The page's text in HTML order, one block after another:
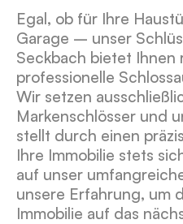
Egal, ob für Ihre
Garage – unser
Seckbach bietet Ihnen
professionelle
Wir setzen
Markenschlösser und
stellt durch einen
Ihre Immobilie stets
auf unser
unsere Erfahrung, um
Immobilie auf das